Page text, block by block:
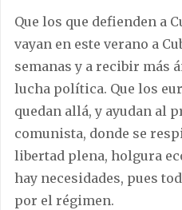
Que los que defienden a
vayan en este verano a
semanas y a recibir más
lucha política. Que los
quedan allá, y ayudan al
comunista, donde se
libertad plena, holgura
hay necesidades, pues
por el régimen.